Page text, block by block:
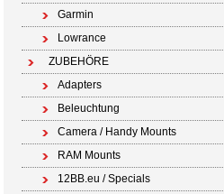
Garmin
Lowrance
ZUBEHÖRE
Adapters
Beleuchtung
Camera / Handy Mounts
RAM Mounts
12BB.eu / Specials